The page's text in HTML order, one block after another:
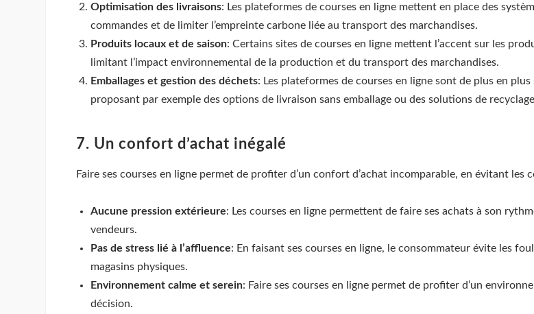
Optimisation des livraisons: Les plateformes de courses en ligne mettent en place des
commandes et de limiter l’empreinte carbone liée au transport des marchandises.
Produits locaux et de saison: Certains sites de courses en ligne mettent l’accent sur les
limitant l’impact environnemental de la production et du transport des marchandises.
Emballages et gestion des déchets: Les plateformes de courses en ligne sont de plus en
proposant par exemple des options de livraison sans emballage ou des solutions de
7. Un confort d’achat inégalé
Faire ses courses en ligne permet de profiter d’un confort d’achat incomparable, en évitant les
Aucune pression extérieure: Les courses en ligne permettent de faire ses achats à son
vendeurs.
Pas de stress lié à l’affluence: En faisant ses courses en ligne, le consommateur évite les
magasins physiques.
Environnement calme et serein: Faire ses courses en ligne permet de profiter d’un
décision.